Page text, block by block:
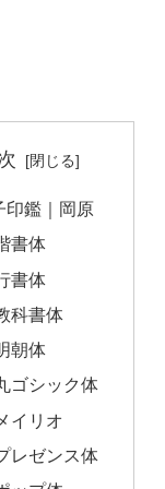
印鑑｜岡原
書体
書体
科書体
朝体
ゴシック体
イリオ
レゼンス体